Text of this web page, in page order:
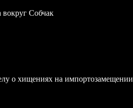
вокруг Собчак
о хищениях на импортозамещении